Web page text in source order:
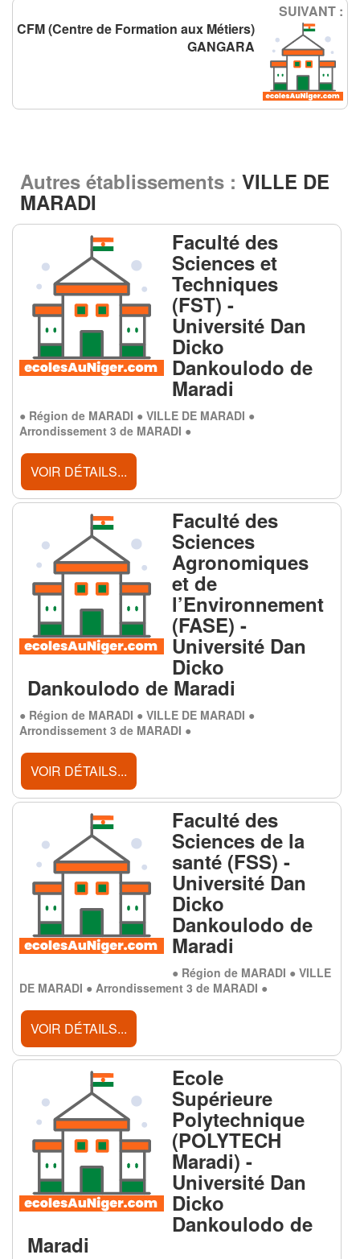
SUIVANT :
CFM (Centre de Formation aux Métiers)
GANGARA
Autres établissements : VILLE DE
MARADI
Faculté des
Sciences et
Techniques
(FST) -
Université Dan
Dicko
Dankoulodo de
Maradi
● Région de MARADI ● VILLE DE MARADI ●
Arrondissement 3 de MARADI ●
VOIR DÉTAILS...
Faculté des
Sciences
Agronomiques
et de
l’Environnement
(FASE) -
Université Dan
Dicko
Dankoulodo de Maradi
● Région de MARADI ● VILLE DE MARADI ●
Arrondissement 3 de MARADI ●
VOIR DÉTAILS...
Faculté des
Sciences de la
santé (FSS) -
Université Dan
Dicko
Dankoulodo de
Maradi
● Région de MARADI ● VILLE
DE MARADI ● Arrondissement 3 de MARADI ●
VOIR DÉTAILS...
Ecole
Supérieure
Polytechnique
(POLYTECH
Maradi) -
Université Dan
Dicko
Dankoulodo de
Maradi